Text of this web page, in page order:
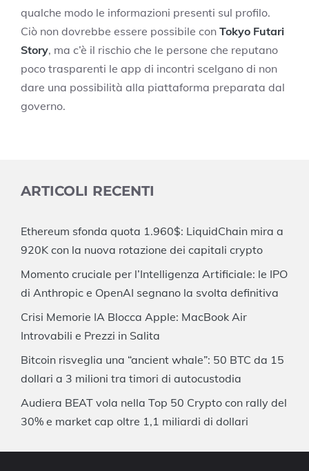
qualche modo le informazioni presenti sul profilo.
Ciò non dovrebbe essere possibile con Tokyo Futari
Story, ma c’è il rischio che le persone che reputano
poco trasparenti le app di incontri scelgano di non
dare una possibilità alla piattaforma preparata dal
governo.
ARTICOLI RECENTI
Ethereum sfonda quota 1.960$: LiquidChain mira a
920K con la nuova rotazione dei capitali crypto
Momento cruciale per l’Intelligenza Artificiale: le IPO
di Anthropic e OpenAI segnano la svolta definitiva
Crisi Memorie IA Blocca Apple: MacBook Air
Introvabili e Prezzi in Salita
Bitcoin risveglia una “ancient whale”: 50 BTC da 15
dollari a 3 milioni tra timori di autocustodia
Audiera BEAT vola nella Top 50 Crypto con rally del
30% e market cap oltre 1,1 miliardi di dollari